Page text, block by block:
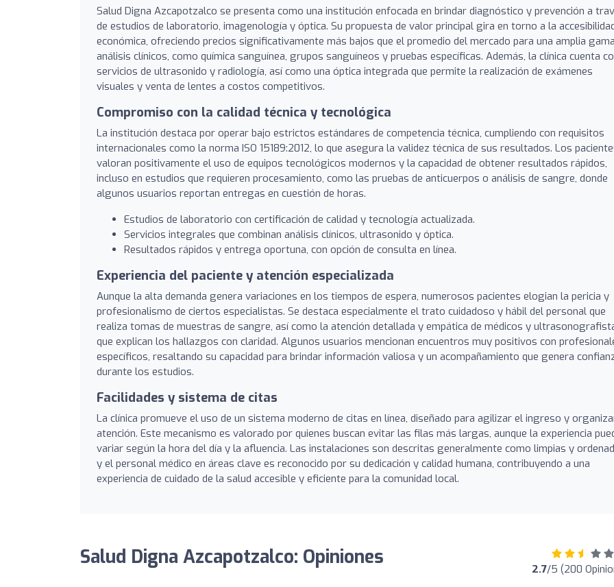
Salud Digna Azcapotzalco se presenta como una institución enfocada en brindar diagnóstico y prevención a
de estudios de laboratorio, imagenología y óptica. Su propuesta de valor principal gira en torno a la
económica, ofreciendo precios significativamente más bajos que el promedio del mercado para una amplia
análisis clínicos, como química sanguínea, grupos sanguíneos y pruebas específicas. Además, la clínica cuenta
servicios de ultrasonido y radiología, así como una óptica integrada que permite la realización de exámenes
visuales y venta de lentes a costos competitivos.
Compromiso con la calidad técnica y tecnológica
La institución destaca por operar bajo estrictos estándares de competencia técnica, cumpliendo con requisitos
internacionales como la norma ISO 15189:2012, lo que asegura la validez técnica de sus resultados. Los
valoran positivamente el uso de equipos tecnológicos modernos y la capacidad de obtener resultados rápidos,
incluso en estudios que requieren procesamiento, como las pruebas de anticuerpos o análisis de sangre, donde
algunos usuarios reportan entregas en cuestión de horas.
Estudios de laboratorio con certificación de calidad y tecnología actualizada.
Servicios integrales que combinan análisis clínicos, ultrasonido y óptica.
Resultados rápidos y entrega oportuna, con opción de consulta en línea.
Experiencia del paciente y atención especializada
Aunque la alta demanda genera variaciones en los tiempos de espera, numerosos pacientes elogian la pericia y
profesionalismo de ciertos especialistas. Se destaca especialmente el trato cuidadoso y hábil del personal que
realiza tomas de muestras de sangre, así como la atención detallada y empática de médicos y
que explican los hallazgos con claridad. Algunos usuarios mencionan encuentros muy positivos con
específicos, resaltando su capacidad para brindar información valiosa y un acompañamiento que genera
durante los estudios.
Facilidades y sistema de citas
La clínica promueve el uso de un sistema moderno de citas en línea, diseñado para agilizar el ingreso y
atención. Este mecanismo es valorado por quienes buscan evitar las filas más largas, aunque la experiencia
variar según la hora del día y la afluencia. Las instalaciones son descritas generalmente como limpias y
y el personal médico en áreas clave es reconocido por su dedicación y calidad humana, contribuyendo a una
experiencia de cuidado de la salud accesible y eficiente para la comunidad local.
Salud Digna Azcapotzalco: Opiniones 2.7/5 (200